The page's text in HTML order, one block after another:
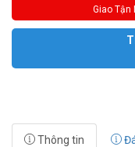
Giao Tận
Thông tin